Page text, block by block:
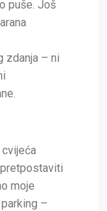
puše. Još
zdanja – ni
moje
–